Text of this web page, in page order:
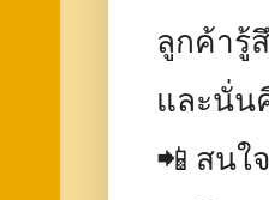
ลูกค้ารู้
และนั่น
📲 สนใ